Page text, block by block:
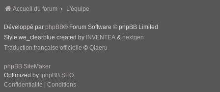
Accueil du forum L'équipe
Développé par phpBB® Forum Software © phpBB Limited
Style we_clearblue created by INVENTEA & nextgen
Traduction française officielle © Qiaeru
phpBB SiteMaker
Optimized by: phpBB SEO
Confidentialité
Conditions